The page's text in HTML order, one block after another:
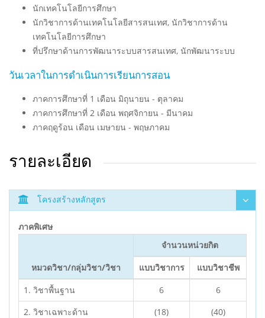
นักเทคโนโลยีการศึกษา
นักวิชาการด้านเทคโนโลยีสารสนเทศ, นักวิชาการด้าน
เทคโนโลยีการศึกษา
ที่ปรึกษาด้านการพัฒนาระบบสารสนเทศ, นักพัฒนาระบบ
วันเวลาในการดำเนินการเรียนการสอน
ภาคการศึกษาที่ 1 เดือน มิถุนายน - ตุลาคม
ภาคการศึกษาที่ 2 เดือน พฤศจิกายน - มีนาคม
ภาคฤดูร้อน เดือน เมษายน - พฤษภาคม
รายละเอียด
โครงสร้างหลักสูตร
ภาคพิเศษ
หมวดวิชา/กลุ่มวิชา/วิชา
จำนวนหน่วยกิต
แบบวิชาการ
แบบวิชาชีพ
1. วิชาพื้นฐาน
6
6
2. วิชาเฉพาะด้าน
(18)
(40)